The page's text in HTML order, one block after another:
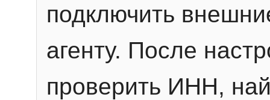
подключить
агенту. После
проверить ИНН,